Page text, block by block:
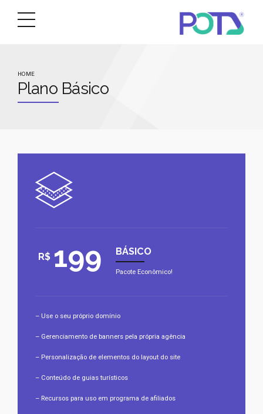
HOME
Plano Básico
R$ 199 BÁSICO
Pacote Econômico!
– Use o seu próprio domínio
– Gerenciamento de banners pela própria agência
– Personalização de elementos do layout do site
– Conteúdo de guias turísticos
– Recursos para uso em programa de afiliados